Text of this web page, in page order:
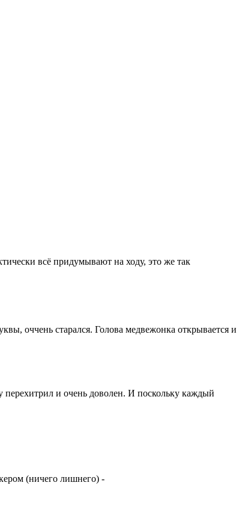
всё придумывают на ходу, это же так
оччень старался. Голова медвежонка открывается и
и очень доволен. И поскольку каждый
(ничего лишнего) -